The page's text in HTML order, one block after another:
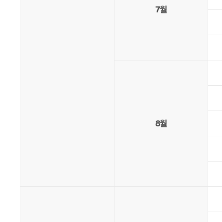
7월
8월